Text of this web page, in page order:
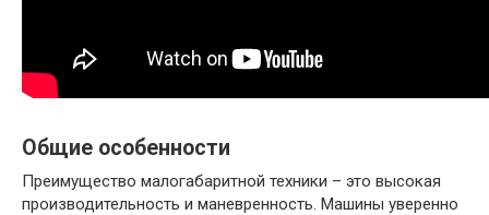
Общие особенности
Преимущество малогабаритной техники – это высокая
производительность и маневренность. Машины уверенно